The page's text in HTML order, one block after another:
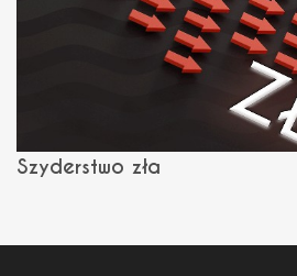
Szyderstwo zła